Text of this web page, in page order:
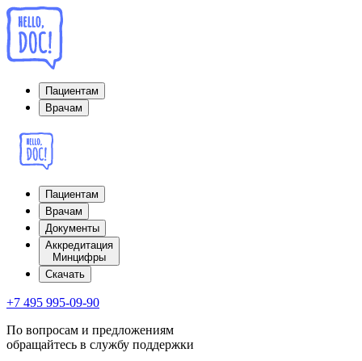
Пациентам
Врачам
Пациентам
Врачам
Документы
Аккредитация
Минцифры
Cкачать
+7 495 995-09-90
По вопросам и предложениям
обращайтесь в службу поддержки